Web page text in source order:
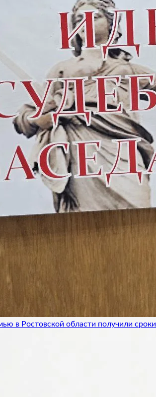
в Ростовской области получили сроки